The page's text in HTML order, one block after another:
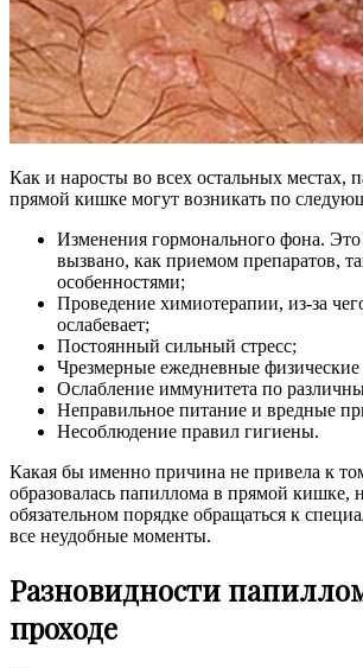
Как и наросты во всех остальных местах,
прямой кишке могут возникать по
Изменения гормонального фона.
вызвано, как приемом препаратов,
особенностями;
Проведение химиотерапии, из-за
ослабевает;
Постоянный сильный стресс;
Чрезмерные ежедневные физические
Ослабление иммунитета по
Неправильное питание и вредные
Несоблюдение правил гигиены.
Какая бы именно причина не привела к
образовалась папиллома в прямой кишке,
обязательном порядке обращаться к
все неудобные моменты.
Разновидности
проходе